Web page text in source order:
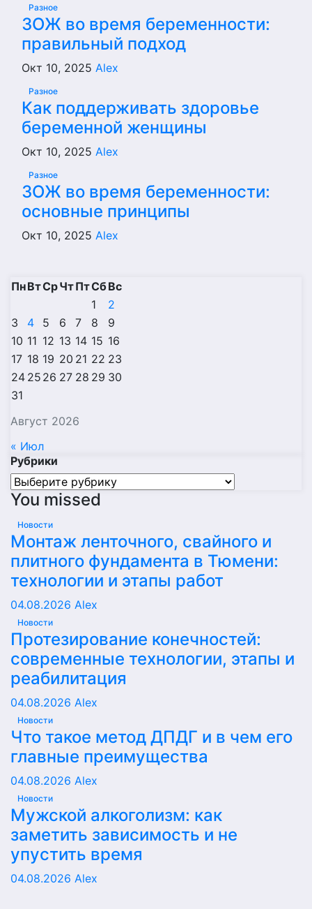
Разное
ЗОЖ во время беременности:
правильный подход
Окт 10, 2025 Alex
Разное
Как поддерживать здоровье
беременной женщины
Окт 10, 2025 Alex
Разное
ЗОЖ во время беременности:
основные принципы
Окт 10, 2025 Alex
Август 2026
ПнВтСрЧтПтСбВс
1
2
3
4 5 6 7 8
9
10 11 12 13 14 15 16
17 18 19 20 21 22 23
24 25 26 27 28 29 30
31
« Июл
Рубрики
Рубрики
You missed
Новости
Монтаж ленточного, свайного и
плитного фундамента в Тюмени:
технологии и этапы работ
04.08.2026 Alex
Новости
Протезирование конечностей:
современные технологии, этапы и
реабилитация
04.08.2026 Alex
Новости
Что такое метод ДПДГ и в чем его
главные преимущества
04.08.2026 Alex
Новости
Мужской алкоголизм: как
заметить зависимость и не
упустить время
04.08.2026 Alex